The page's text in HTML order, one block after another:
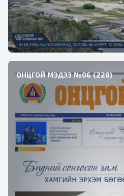
ОНЦГОЙ МЭДЭЭ №06 (228)